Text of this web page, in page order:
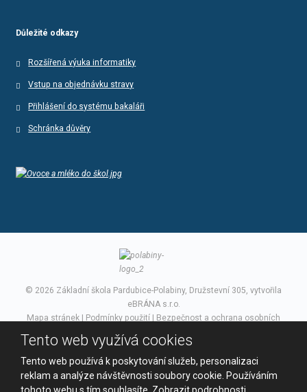
Důležité odkazy
Rozšířená výuka informatiky
Vstup na objednávku stravy
Přihlášení do systému bakaláři
Schránka důvěry
© 2026 Základní škola Pardubice-Polabiny, Družstevní 305, vytvořila
eBRÁNA s.r.o.
Mapa stránek
Podmínky použití
Bezpečnost a ochrana osobních
Tento web využívá cookies
Tento web používá k poskytování služeb, personalizaci
reklam a analýze návštěvnosti soubory cookie. Používáním